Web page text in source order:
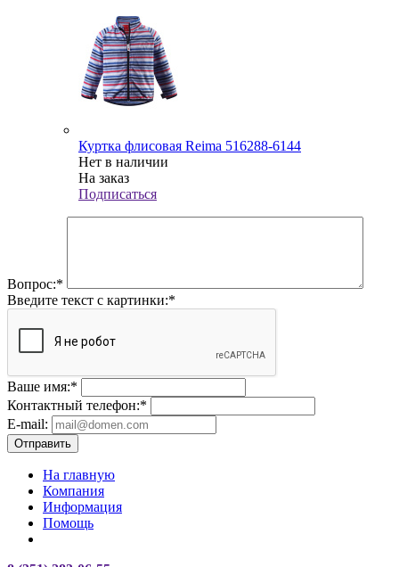
Куртка флисовая Reima 516288-6144
Нет в наличии
На заказ
Подписаться
Вопрос:*
Введите текст с картинки:*
Ваше имя:*
Контактный телефон:*
E-mail:
Отправить
На главную
Компания
Информация
Помощь